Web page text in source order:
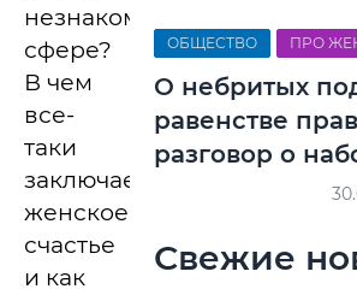
незнакомой
сфере?
В чем
все-
таки
заключается
женское
счастье
и как
ОБЩЕСТВО ПРО
О небритых
равенстве
разговор о
Свежие